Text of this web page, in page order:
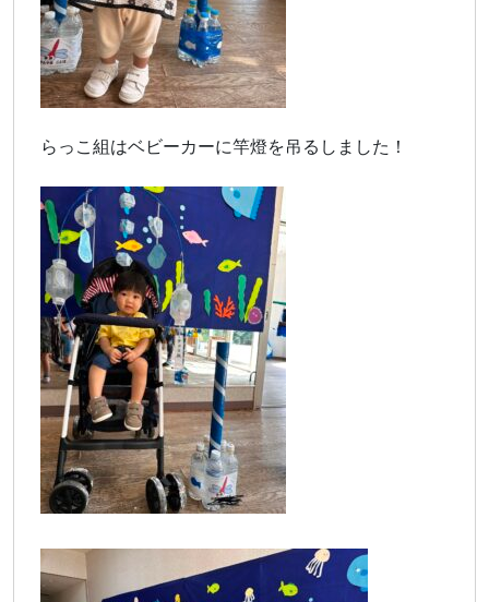
らっこ組はベビーカーに竿燈を吊るしました！